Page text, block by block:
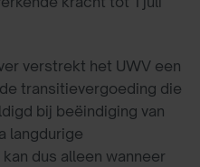
verstrekt het UWV een
transitievergoeding die
bij beëindiging van
langdurige
dus alleen wanneer